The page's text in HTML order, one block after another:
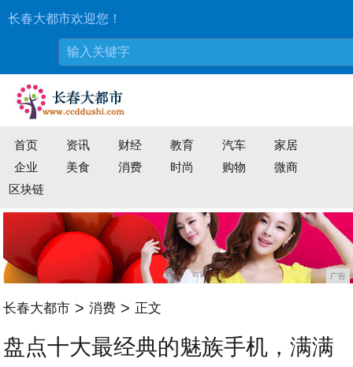
长春大都市欢迎您！
首页 资讯 财经 教育 汽车
家居
企业
美食 消费 时尚 购物
微商
区块链
广告
长春大都市 > 消费 > 正文
盘点十大最经典的魅族手机，满满